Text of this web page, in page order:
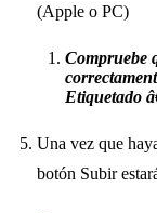
(Apple o PC)
Compruebe
Etiquetado
Una vez que
botón Subir